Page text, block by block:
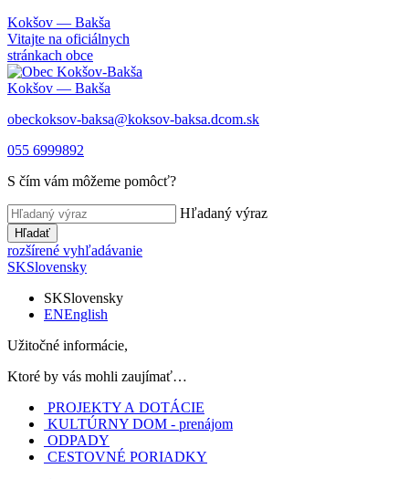
Kokšov — Bakša
Vitajte na oficiálnych
stránkach obce
Kokšov — Bakša
obeckoksov-baksa@koksov-baksa.dcom.sk
055 6999892
S čím vám môžeme pomôcť?
Hľadaný výraz
Hľadať
rozšírené vyhľadávanie
SKSlovensky
SKSlovensky
ENEnglish
Užitočné informácie,
Ktoré by vás mohli zaujímať…
PROJEKTY A DOTÁCIE
KULTÚRNY DOM - prenájom
ODPADY
CESTOVNÉ PORIADKY